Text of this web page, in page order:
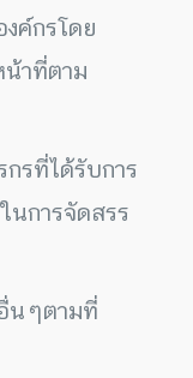
ค์กรโดย
น้าที่ตาม
กรที่ได้รับการ
นการจัดสรร
นๆตามที่